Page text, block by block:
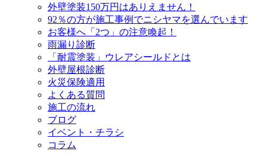
外壁塗装150万円はありえません！
92％の方が施工事例でニシヤマを選んでいます
お客様へ「2つ」の注意喚起！
雨漏り診断
「耐震塗装」ウレアシールドとは
外壁屋根診断
火災保険適用
よくある質問
施工の流れ
ブログ
イベント・チラシ
コラム